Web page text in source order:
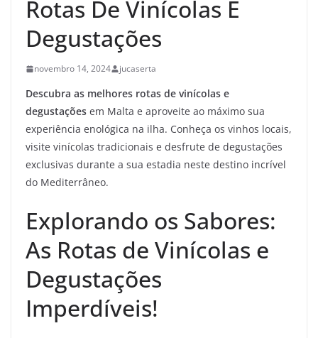
Rotas De Vinícolas E
Degustações
novembro 14, 2024 jucaserta
Descubra as melhores rotas de vinícolas e
degustações em Malta e aproveite ao máximo sua
experiência enológica na ilha. Conheça os vinhos locais,
visite vinícolas tradicionais e desfrute de degustações
exclusivas durante a sua estadia neste destino incrível
do Mediterrâneo.
Explorando os Sabores:
As Rotas de Vinícolas e
Degustações
Imperdíveis!